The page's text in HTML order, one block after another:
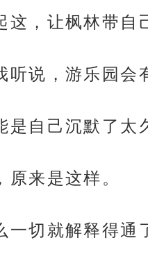
，让枫林带自
说，游乐园会
自己沉默了太
来是这样。
切就解释得通